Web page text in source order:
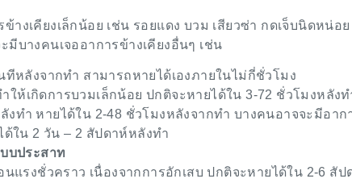
างเคียงเล็กน้อย เช่น รอยแดง บวม เสียวซ่า กดเจ็บนิดหน่อ
มีบางคนเจออาการข้างเคียงอื่นๆ เช่น
ทีหลังจากทำ สามารถหายได้เองภายในไม่กี่ชั่วโมง
ให้เกิดการบวมเล็กน้อย ปกติจะหายได้ใน 3-72 ชั่วโมงหลังท
งทำ หายได้ใน 2-48 ชั่วโมงหลังจากทำ บางคนอาจจะมีอาก
ด้ใน 2 วัน – 2 สัปดาห์หลังทำ
บประสาท
นแรงชั่วคราว เนื่องจากการอักเสบ ปกติจะหายได้ใน 2-6 สัป